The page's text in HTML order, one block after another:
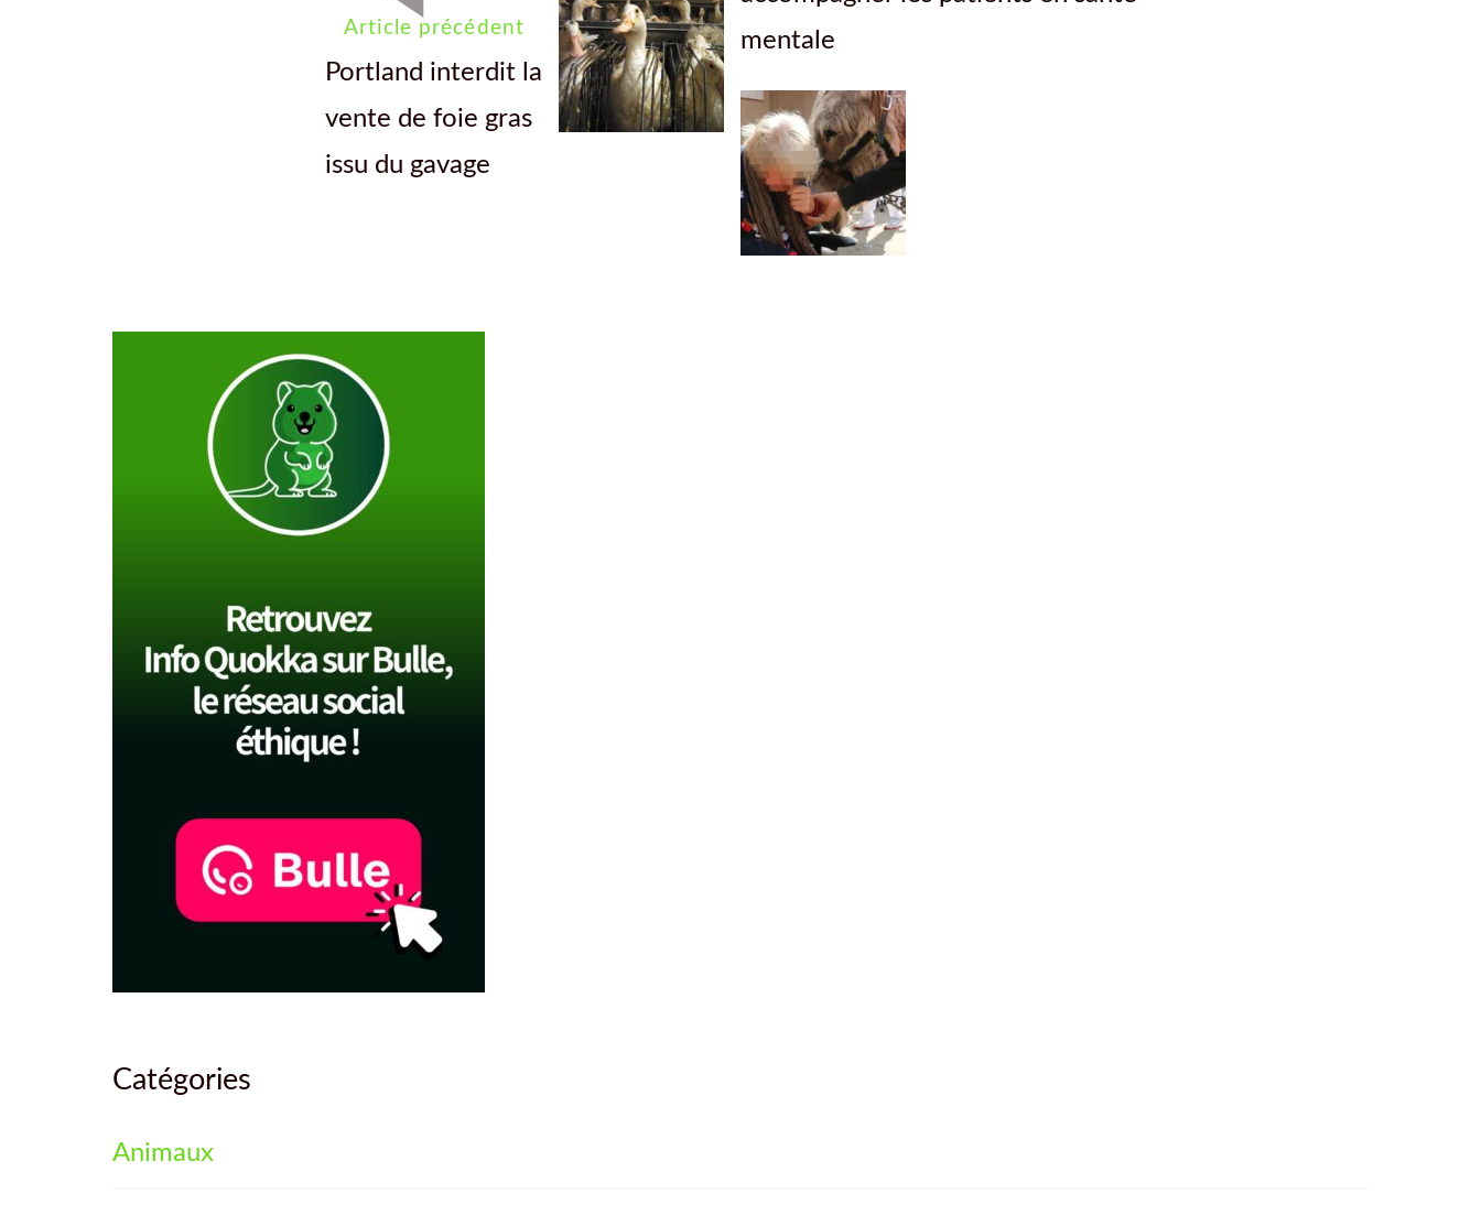
Article précédent
Portland interdit la
vente de foie gras
issu du gavage
mentale
Catégories
Animaux